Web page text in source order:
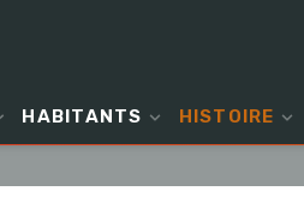
HABITANTS HISTOIRE